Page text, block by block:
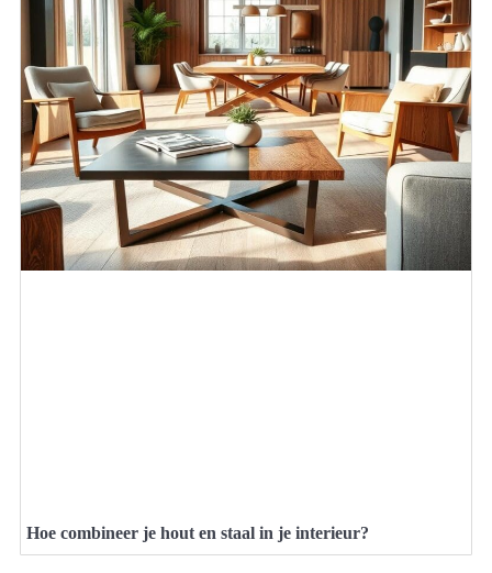
Hoe combineer je hout en staal in je interieur?